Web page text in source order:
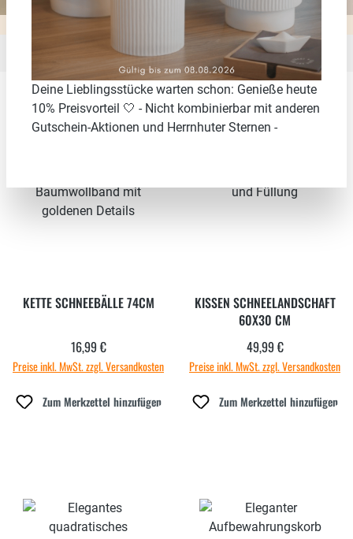
KETTE SCHNEEBÄLLE 74CM
Regulärer Preis:
16,99 €
Preise inkl. MwSt. zzgl. Versandkosten
Zum Merkzettel hinzufügen
KISSEN SCHNEELANDSCHAFT
60X30 CM
Regulärer Preis:
49,99 €
Preise inkl. MwSt. zzgl. Versandkosten
Zum Merkzettel hinzufügen
Deine Lieblingsstücke warten schon: Genieße heute
10% Preisvorteil 🤍 - Nicht kombinierbar mit anderen
Gutschein-Aktionen und Herrnhuter Sternen -